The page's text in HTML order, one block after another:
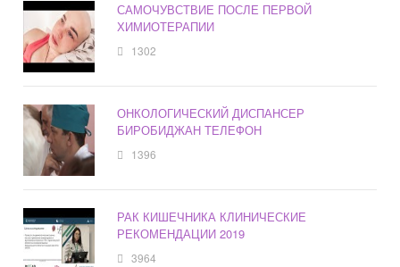
САМОЧУВСТВИЕ ПОСЛЕ ПЕРВОЙ
ХИМИОТЕРАПИИ
1302
ОНКОЛОГИЧЕСКИЙ ДИСПАНСЕР
БИРОБИДЖАН ТЕЛЕФОН
1396
РАК КИШЕЧНИКА КЛИНИЧЕСКИЕ
РЕКОМЕНДАЦИИ 2019
3964